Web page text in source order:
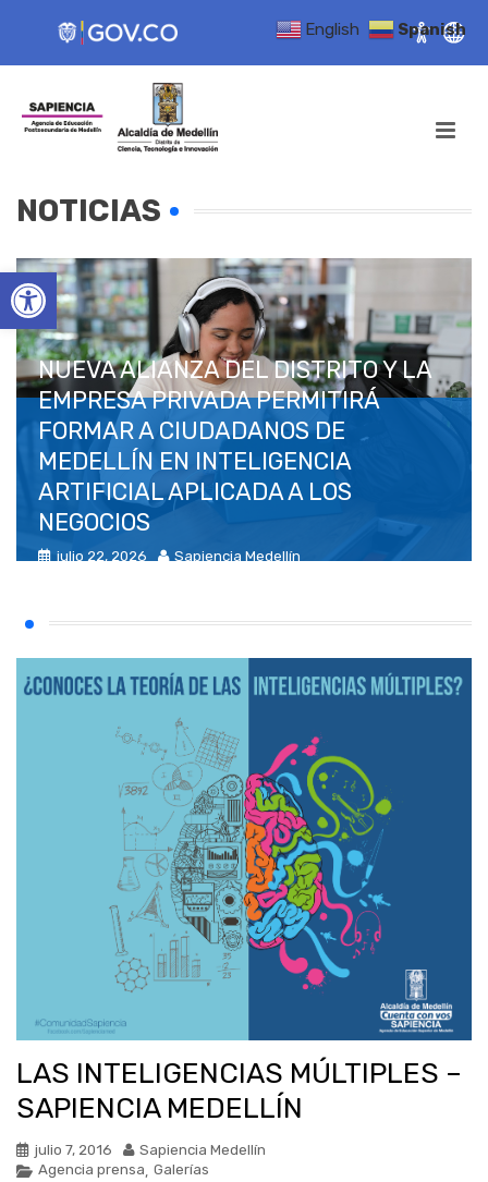
Open toolbar
NOTICIAS
NUEVA ALIANZA DEL DISTRITO Y LA
EMPRESA PRIVADA PERMITIRÁ
FORMAR A CIUDADANOS DE
MEDELLÍN EN INTELIGENCIA
ARTIFICIAL APLICADA A LOS
NEGOCIOS
julio 22, 2026
Sapiencia Medellín
LAS INTELIGENCIAS MÚLTIPLES –
SAPIENCIA MEDELLÍN
julio 7, 2016
Sapiencia Medellín
Agencia prensa, Galerías
English Spanish